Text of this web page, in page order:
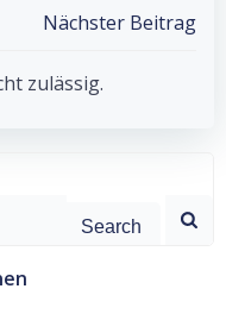
Nächster Beitrag
zulässig.